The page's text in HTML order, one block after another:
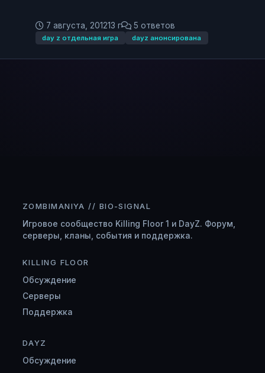
7 августа, 201213 г 5 ответов
day z отдельная игра dayz анонсирована
ZOMBIMANIYA // BIO-SIGNAL
Игровое сообщество Killing Floor 1 и DayZ. Форум,
серверы, кланы, события и поддержка.
KILLING FLOOR
Обсуждение
Серверы
Поддержка
DAYZ
Обсуждение